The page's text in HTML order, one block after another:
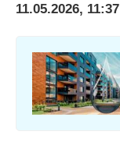
11.05.2026, 11:37